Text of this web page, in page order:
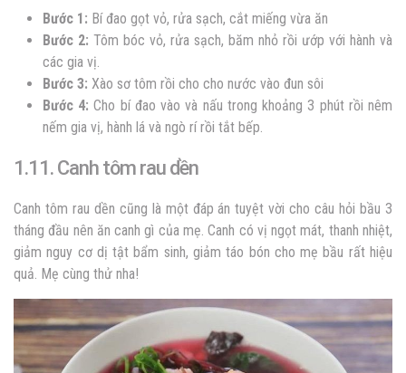
Bước 1: Bí đao gọt vỏ, rửa sạch, cắt miếng vừa ăn
Bước 2: Tôm bóc vỏ, rửa sạch, băm nhỏ rồi ướp với hành và
các gia vị.
Bước 3: Xào sơ tôm rồi cho cho nước vào đun sôi
Bước 4: Cho bí đao vào và nấu trong khoảng 3 phút rồi nêm
nếm gia vị, hành lá và ngò rí rồi tắt bếp.
1.11. Canh tôm rau dền
Canh tôm rau dền cũng là một đáp án tuyệt vời cho câu hỏi bầu 3
tháng đầu nên ăn canh gì của mẹ. Canh có vị ngọt mát, thanh nhiệt,
giảm nguy cơ dị tật bẩm sinh, giảm táo bón cho mẹ bầu rất hiệu
quả. Mẹ cùng thử nha!